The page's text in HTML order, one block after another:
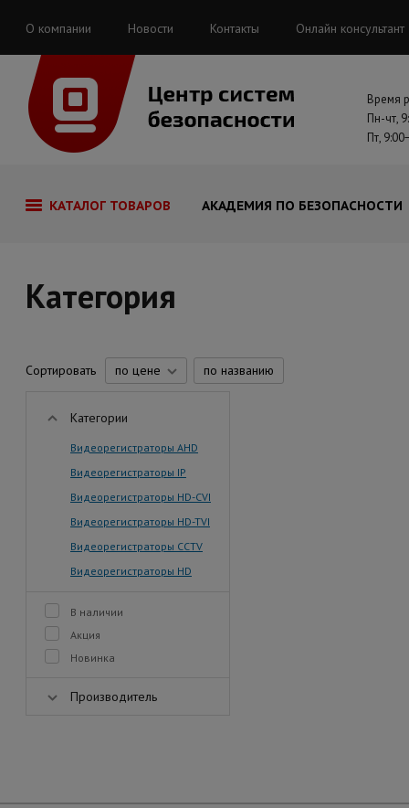
О компании Новости Контакты Онлайн консультант
Время
Пн-чт,
Пт,
КАТАЛОГ ТОВАРОВ АКАДЕМИЯ ПО БЕЗОПАСНОСТИ
Категория
Сортировать по цене по названию
Категории
Видеорегистраторы AHD
Видеорегистраторы IP
Видеорегистраторы HD-CVI
Видеорегистраторы HD-TVI
Видеорегистраторы CCTV
Видеорегистраторы HD
В наличии
Акция
Новинка
Производитель